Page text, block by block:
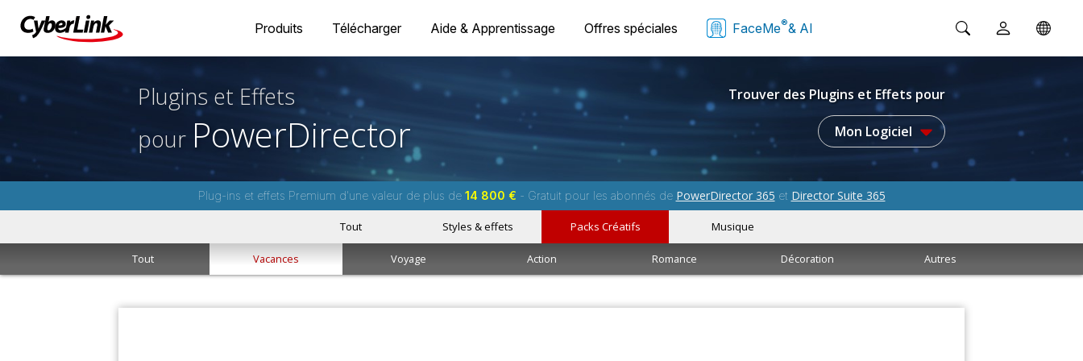
Produits Télécharger Aide & Apprentissage Offres spéciales FaceMe®& AI
Plugins et Effets
pour PowerDirector
Trouver des Plugins et Effets pour
Mon Logiciel
Plug-ins et effets Premium d'une valeur de plus de 14 800 € - Gratuit pour les abonnés de PowerDirector 365 et Director Suite 365
Tout Styles & effets Packs Créatifs Musique
Tout Vacances Voyage Action Romance Décoration Autres